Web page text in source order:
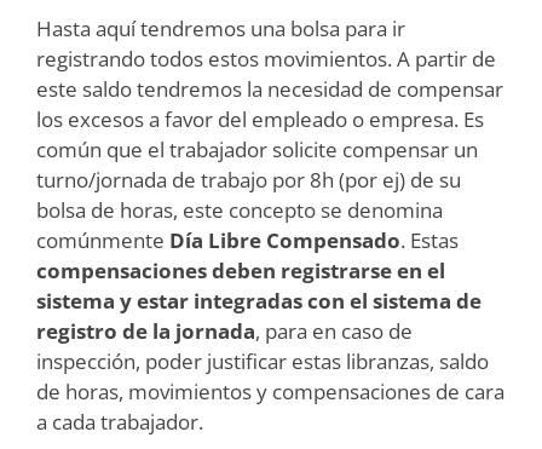
Hasta aquí tendremos una bolsa para ir
registrando todos estos movimientos. A partir de
este saldo tendremos la necesidad de compensar
los excesos a favor del empleado o empresa. Es
común que el trabajador solicite compensar un
turno/jornada de trabajo por 8h (por ej) de su
bolsa de horas, este concepto se denomina
comúnmente Día Libre Compensado. Estas
compensaciones deben registrarse en el
sistema y estar integradas con el sistema de
registro de la jornada, para en caso de
inspección, poder justificar estas libranzas, saldo
de horas, movimientos y compensaciones de cara
a cada trabajador.